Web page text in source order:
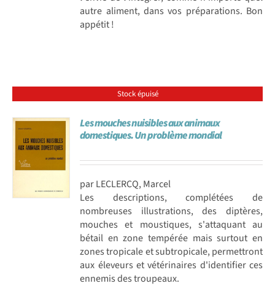
autre aliment, dans vos préparations. Bon
appétit !
Stock épuisé
Les mouches nuisibles aux animaux
domestiques. Un problème mondial
par LECLERCQ, Marcel
Les descriptions, complétées de
nombreuses illustrations, des diptères,
mouches et moustiques, s'attaquant au
bétail en zone tempérée mais surtout en
zones tropicale et subtropicale, permettront
aux éleveurs et vétérinaires d'identifier ces
ennemis des troupeaux.